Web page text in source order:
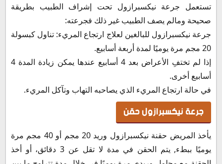
تستعمل جرعة نيكسبرازول تحت إشراف الطبيب بطريقة
صحيحة ومالم يصف الطبيب غير ذلك فجرعته:
جرعة نيكسبرازول للبالغين لعلاج ارتجاع المريء: تناول كبسولة
20 مجم مرة يوميًا لمدة أربعة أسابيع.
إذا لم تختفِ الأعراض بعد 4 أسابيع عندها يمكن زيادة المدة 4
أسابيع أخرى.
في حالة ارتجاع المريء الذي يصاحبه التهاب وتآكل المريء.
جرعة نيكسبرازول حقن
يأخذ المريض حقنة نيكسبرازول وريد 20 مجم أو 40 مجم مرة
يوميًا ببطء, يتم الحقن في مدة لا تقل عن 3 دقائق، أو أخذ